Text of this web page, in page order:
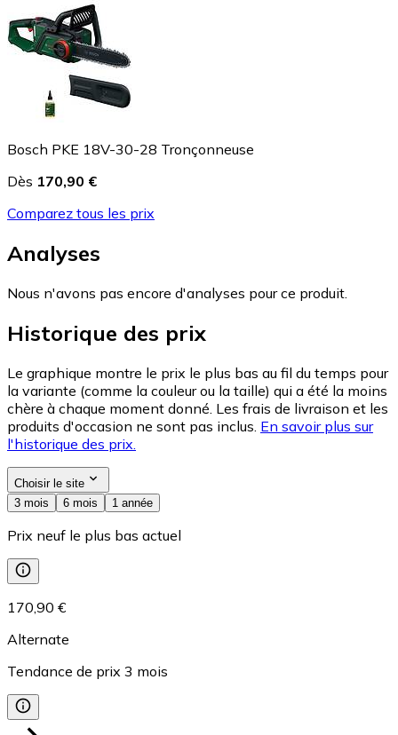
Bosch PKE 18V-30-28 Tronçonneuse
Dès 170,90 €
Comparez tous les prix
Analyses
Nous n'avons pas encore d'analyses pour ce produit.
Historique des prix
Le graphique montre le prix le plus bas au fil du temps pour
la variante (comme la couleur ou la taille) qui a été la moins
chère à chaque moment donné. Les frais de livraison et les
produits d'occasion ne sont pas inclus. En savoir plus sur
l'historique des prix.
Choisir le site
3 mois
6 mois 1 année
Prix neuf le plus bas actuel
170,90 €
Alternate
Tendance de prix 3 mois